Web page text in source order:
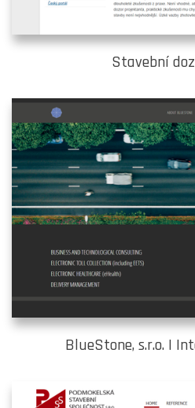
Stavební
BlueStone, s.r.o. |